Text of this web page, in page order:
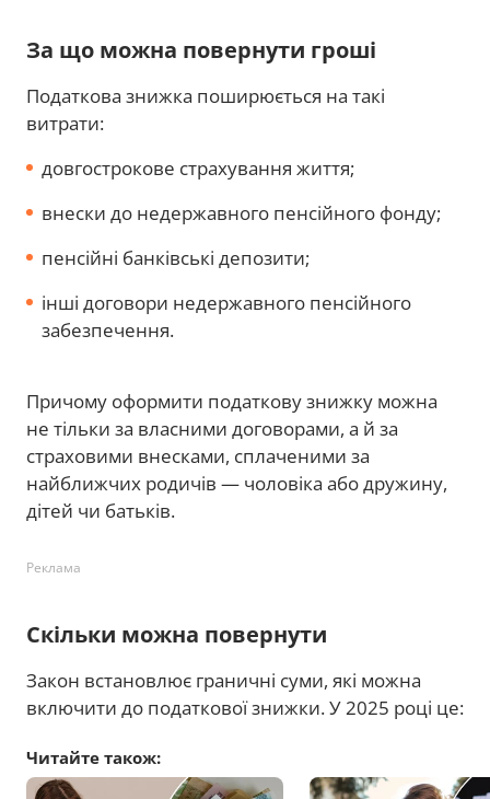
За що можна повернути гроші
Податкова знижка поширюється на такі
витрати:
довгострокове страхування життя;
внески до недержавного пенсійного фонду;
пенсійні банківські депозити;
інші договори недержавного пенсійного
забезпечення.
Причому оформити податкову знижку можна
не тільки за власними договорами, а й за
страховими внесками, сплаченими за
найближчих родичів — чоловіка або дружину,
дітей чи батьків.
Реклама
Скільки можна повернути
Закон встановлює граничні суми, які можна
включити до податкової знижки. У 2025 році це:
Читайте також: